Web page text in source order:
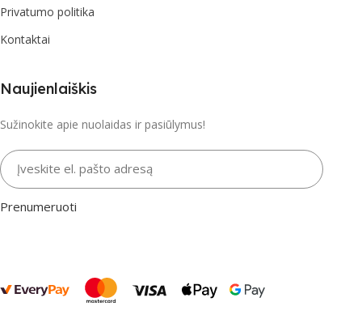
Privatumo politika
Kontaktai
Naujienlaiškis
Sužinokite apie nuolaidas ir pasiūlymus!
Įveskite el. pašto adresą
Prenumeruoti